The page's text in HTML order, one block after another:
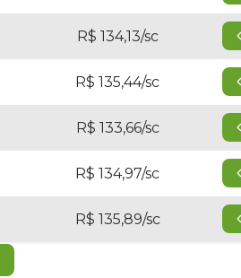
R$ 134,13/sc
R$ 135,44/sc
R$ 133,66/sc
R$ 134,97/sc
R$ 135,89/sc